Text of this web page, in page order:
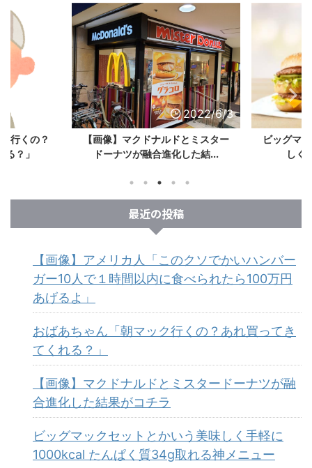
2022/6/3
行くの？
？」
2022/6/3
【画像】マクドナルドとミスター
ドーナツが融合進化した結...
ビッグマ
しく
最近の投稿
【画像】アメリカ人「このクソでかいハンバー
ガー10人で１時間以内に食べられたら100万円
あげるよ」
おばあちゃん「朝マック行くの？あれ買ってき
てくれる？」
【画像】マクドナルドとミスタードーナツが融
合進化した結果がコチラ
ビッグマックセットとかいう美味しく手軽に
1000kcal たんぱく質34g取れる神メニュー